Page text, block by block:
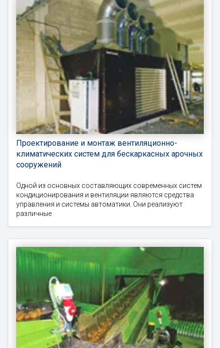
Проектирование и монтаж вентиляционно-
климатических систем для бескаркасных арочных
сооружений
Одной из основных составляющих современных систем
кондиционирования и вентиляции являются средства
управления и системы автоматики. Они реализуют
различные